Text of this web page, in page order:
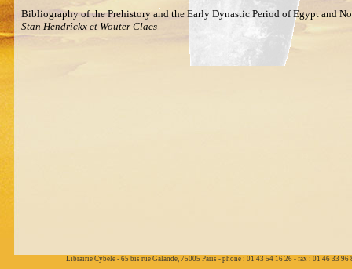
Bibliography of the Prehistory and the Early Dynastic Period of Egypt and
Stan Hendrickx et Wouter Claes
Librairie Cybele - 65 bis rue Galande, 75005 Paris - phone : 01 43 54 16 26 - fax : 01 46 33